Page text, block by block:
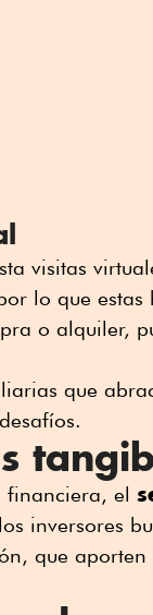
visitas
lo que estas
o alquiler,
que
financiera, el
inversores
que aporten